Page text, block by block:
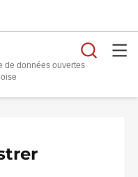
de données ouvertes